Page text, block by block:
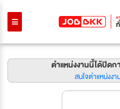
ตำแหน่งงานนี้ได้ปิด
สนใจตำแหน่งง